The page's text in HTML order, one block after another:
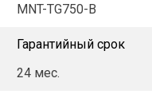
MNT-TG750-B
Гарантийный срок
24 мес.